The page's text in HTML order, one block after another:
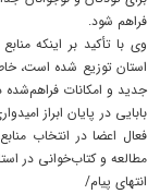
فراهم شود.
وی با تأکید بر اینکه
استان توزیع شده است،
جدید و امکانات فراهم‌شده
بابایی در پایان ابراز
فعال اعضا در انتخاب
مطالعه و کتاب‌خوانی در
انتهای پیام/